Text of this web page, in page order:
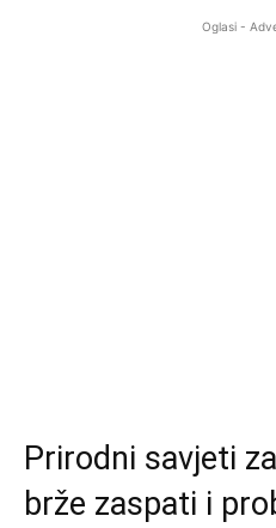
Oglasi -
Prirodni savjeti
brže zaspati i